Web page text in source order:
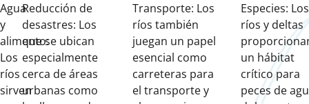
Agua
y
alimento:
Los
ríos
sirven
Reducción de
desastres: Los
que se ubican
especialmente
cerca de áreas
urbanas como
Transporte: Los
ríos también
juegan un papel
esencial como
carreteras para
el transporte y
Especies: Los
ríos y deltas
un hábitat
crítico para
peces de